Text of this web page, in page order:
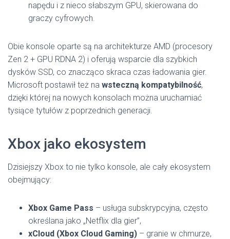
napędu i z nieco słabszym GPU, skierowana do
graczy cyfrowych.
Obie konsole oparte są na architekturze AMD (procesory
Zen 2 + GPU RDNA 2) i oferują wsparcie dla szybkich
dysków SSD, co znacząco skraca czas ładowania gier.
Microsoft postawił też na wsteczną kompatybilność,
dzięki której na nowych konsolach można uruchamiać
tysiące tytułów z poprzednich generacji.
Xbox jako ekosystem
Dzisiejszy Xbox to nie tylko konsole, ale cały ekosystem
obejmujący:
Xbox Game Pass – usługa subskrypcyjna, często
określana jako „Netflix dla gier”,
xCloud (Xbox Cloud Gaming) – granie w chmurze,